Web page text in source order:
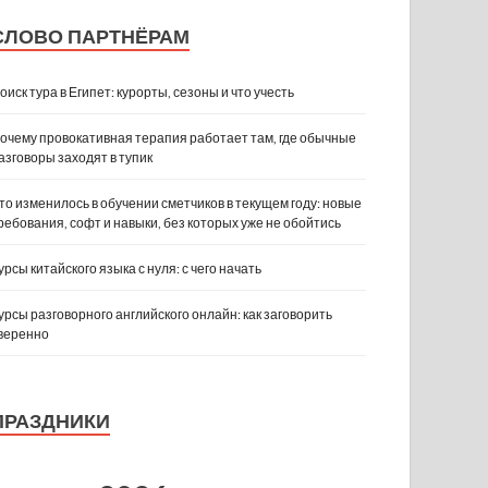
ПАРТНЁРАМ
тура в Египет: курорты, сезоны и что учесть
провокативная терапия работает там, где обычные
заходят в тупик
изменилось в обучении сметчиков в текущем году: новые
софт и навыки, без которых уже не обойтись
китайского языка с нуля: с чего начать
разговорного английского онлайн: как заговорить